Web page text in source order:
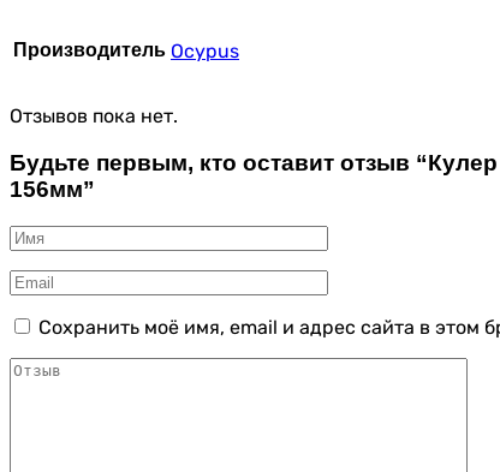
Производитель Ocypus
Отзывов пока нет.
Будьте первым, кто оставит отзыв
156мм”
Сохранить моё имя, email и адрес сайта в этом